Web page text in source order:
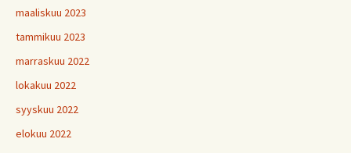
maaliskuu 2023
tammikuu 2023
marraskuu 2022
lokakuu 2022
syyskuu 2022
elokuu 2022